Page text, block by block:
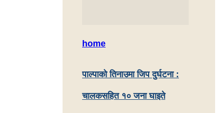
home
पाल्पाको तिनाउमा जिप दुर्घटना :
चालकसहित १० जना घाइते